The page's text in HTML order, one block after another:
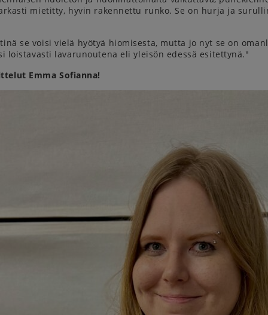
mietitty, hyvin rakennettu runko. Se on hurja ja
se voisi vielä hyötyä hiomisesta, mutta jo nyt se on
loistavasti lavarunoutena eli yleisön edessä esitettynä."
Emma Sofianna!